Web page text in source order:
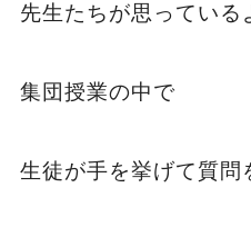
先生たちが思っている
集団授業の中で
生徒が手を挙げて質問